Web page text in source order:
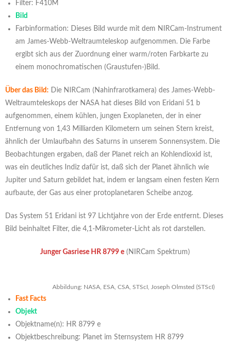
Filter: F410M
Bild
Farbinformation: Dieses Bild wurde mit dem NIRCam-Instrument
am James-Webb-Weltraumteleskop aufgenommen. Die Farbe
ergibt sich aus der Zuordnung einer warm/roten Farbkarte zu
einem monochromatischen (Graustufen-)Bild.
Über das Bild: Die NIRCam (Nahinfrarotkamera) des James-Webb-
Weltraumteleskops der NASA hat dieses Bild von Eridani 51 b
aufgenommen, einem kühlen, jungen Exoplaneten, der in einer
Entfernung von 1,43 Milliarden Kilometern um seinen Stern kreist,
ähnlich der Umlaufbahn des Saturns in unserem Sonnensystem. Die
Beobachtungen ergaben, daß der Planet reich an Kohlendioxid ist,
was ein deutliches Indiz dafür ist, daß sich der Planet ähnlich wie
Jupiter und Saturn gebildet hat, indem er langsam einen festen Kern
aufbaute, der Gas aus einer protoplanetaren Scheibe anzog.
Das System 51 Eridani ist 97 Lichtjahre von der Erde entfernt. Dieses
Bild beinhaltet Filter, die 4,1-Mikrometer-Licht als rot darstellen.
Junger Gasriese HR 8799 e (NIRCam Spektrum)
Abbildung: NASA, ESA, CSA, STScI, Joseph Olmsted (STScI)
Fast Facts
Objekt
Objektname(n): HR 8799 e
Objektbeschreibung: Planet im Sternsystem HR 8799